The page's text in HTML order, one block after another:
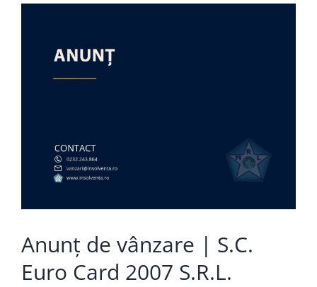
Anunț de vânzare | S.C.
Euro Card 2007 S.R.L.